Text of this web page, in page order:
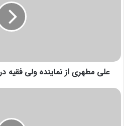
علی مطهری از نماینده ولی فقیه